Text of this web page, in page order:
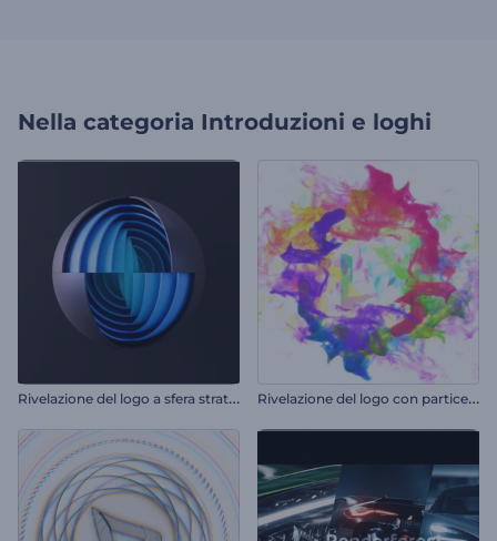
Nella categoria Introduzioni e loghi
R
ivelazione del logo a sfera stratificata R
ivelazione del logo con particelle colorate